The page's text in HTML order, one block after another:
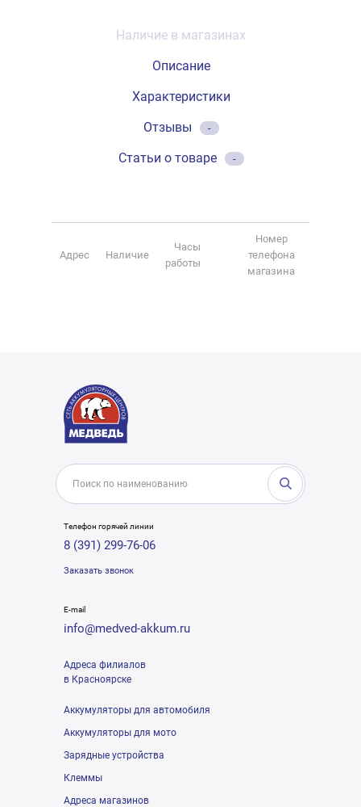
Наличие в магазинах
Описание
Характеристики
Отзывы
-
Статьи о товаре -
Адрес Наличие
Часы
работы
Номер
телефона
магазина
Телефон горячей линии
8 (391) 299-76-06
Заказать звонок
E-mail
info@medved-akkum.ru
Адреса филиалов
в Красноярске
Аккумуляторы для автомобиля
Аккумуляторы для мото
Зарядные устройства
Клеммы
Адреса магазинов